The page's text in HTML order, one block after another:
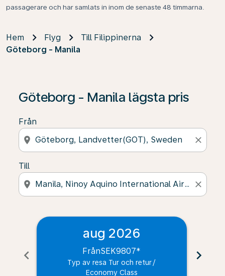
passagerare och har samlats in inom de senaste 48 timmarna.
Hem Flyg
Till Filippinerna
Göteborg - Manila
Göteborg - Manila lägsta pris
Från
location_on close
Till
location_on close
chevron_left
aug 2026
FrånSEK9807*
Typ av resa Tur och retur /
Economy Class
chevron_right